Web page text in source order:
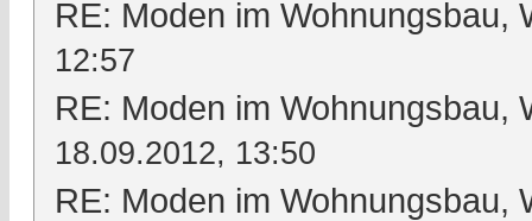
RE: Moden im Wohnungsbau,
12:57
RE: Moden im Wohnungsbau,
18.09.2012, 13:50
RE: Moden im Wohnungsbau,